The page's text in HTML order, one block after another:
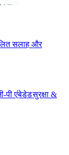
सलाह और
पी एंबेडेड​​सुरक्षा &